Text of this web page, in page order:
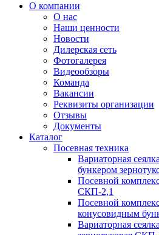
О компании
О нас
Наши ценности
Новости
Дилерская сеть
Фотогалерея
Видеообзоры
Команда
Вакансии
Реквизиты организации
Отзывы
Документы
Каталог
Посевная техника
Вариаторная
бункером
Посевной
СКП-2,1
Посевной
конусовидным
Вариаторная